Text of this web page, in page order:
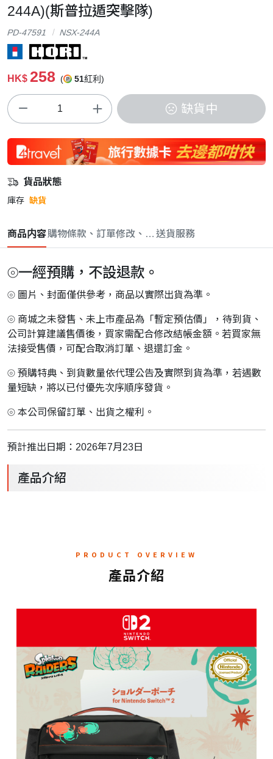
244A)(斯普拉遁突擊隊)
PD-47591 NSX-244A
HK$ 258 ( 51紅利)
缺貨中
貨品狀態
庫存 缺貨
商品内容購物條款、訂單修改、取消與退款政策
送貨服務
⦾一經預購，不設退款。
⦾ 圖片、封面僅供參考，商品以實際出貨為準。
⦾ 商城之未發售、未上市產品為「暫定預估價」，待到貨、
公司計算建議售價後，買家需配合修改結帳金額。若買家無
法接受售價，可配合取消訂單、退還訂金。
⦾ 預購特典、到貨數量依代理公告及實際到貨為準，若遇數
量短缺，將以已付優先次序順序發貨。
⦾ 本公司保留訂單、出貨之權利。
預計推出日期：2026年7月23日
產品介紹
PRODUCT OVERVIEW
產品介紹